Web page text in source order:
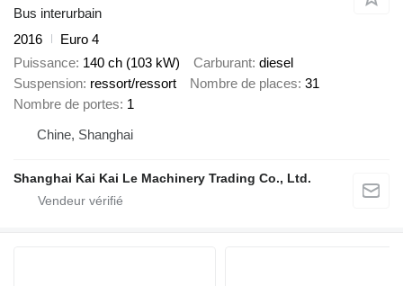
Bus interurbain
2016
Euro 4
Puissance 140 ch (103 kW) Carburant diesel
Suspension ressort/ressort Nombre de places 31
Nombre de portes 1
Chine, Shanghai
Shanghai Kai Kai Le Machinery Trading Co., Ltd.